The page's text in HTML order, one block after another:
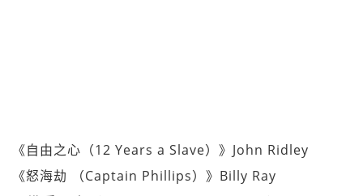
《自由之心（12 Years a Slave）》John Ridley
《怒海劫 （Captain Phillips）》Billy Ray